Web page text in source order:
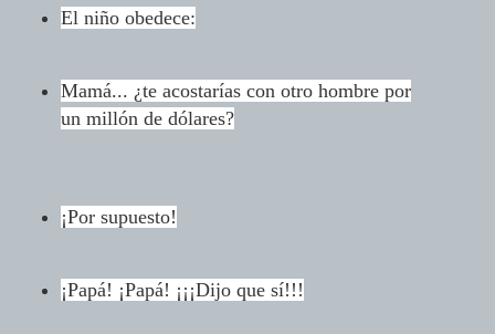
El niño obedece:
Mamá... ¿te acostarías con otro hombre por
un millón de dólares?
¡Por supuesto!
¡Papá! ¡Papá! ¡¡¡Dijo que sí!!!